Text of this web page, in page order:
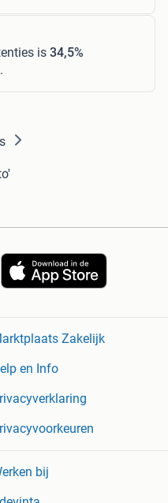
is 34,5%
Zakelijk
en Info
bij